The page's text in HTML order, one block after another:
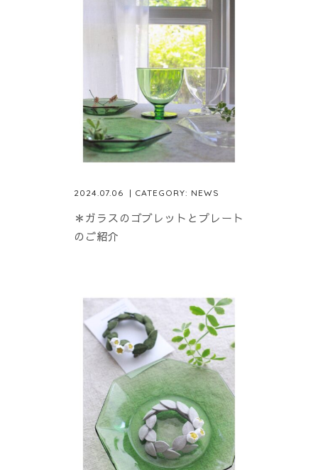
2024.07.06 | CATEGORY: NEWS
＊ガラスのゴブレットとプレート
のご紹介